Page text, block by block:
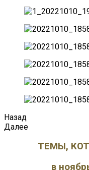
Назад
Далее
ТЕМЫ,
в